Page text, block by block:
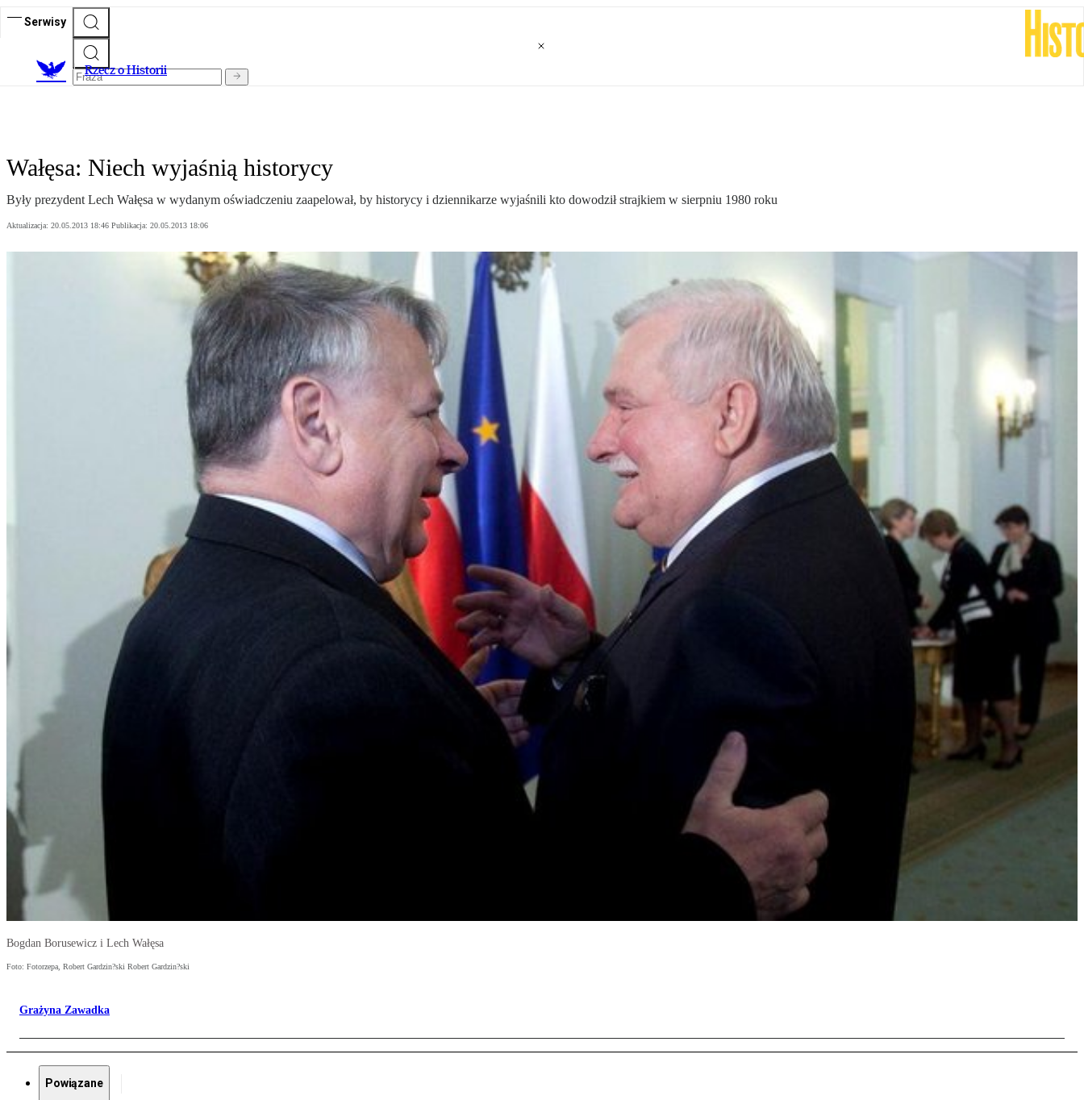
Serwisy
Rzecz o Historii
Wałęsa: Niech wyjaśnią historycy
Były prezydent Lech Wałęsa w wydanym oświadczeniu zaapelował, by historycy i dziennikarze wyjaśnili kto dowodził strajkiem w sierpniu 1980 roku
Aktualizacja: 20.05.2013 18:46 Publikacja: 20.05.2013 18:06
Bogdan Borusewicz i Lech Wałęsa
Foto: Fotorzepa, Robert Gardzin?ski Robert Gardzin?ski
Grażyna Zawadka
Powiązane